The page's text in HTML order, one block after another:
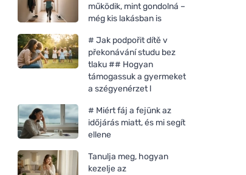
működik, mint gondolná –
még kis lakásban is
# Jak podpořit dítě v
překonávání studu bez
tlaku ## Hogyan
támogassuk a gyermeket
a szégyenérzet l
# Miért fáj a fejünk az
időjárás miatt, és mi segít
ellene
Tanulja meg, hogyan
kezelje az